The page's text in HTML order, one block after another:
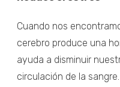
Cuando nos
cerebro produce una
ayuda a disminuir
circulación de la sangre.